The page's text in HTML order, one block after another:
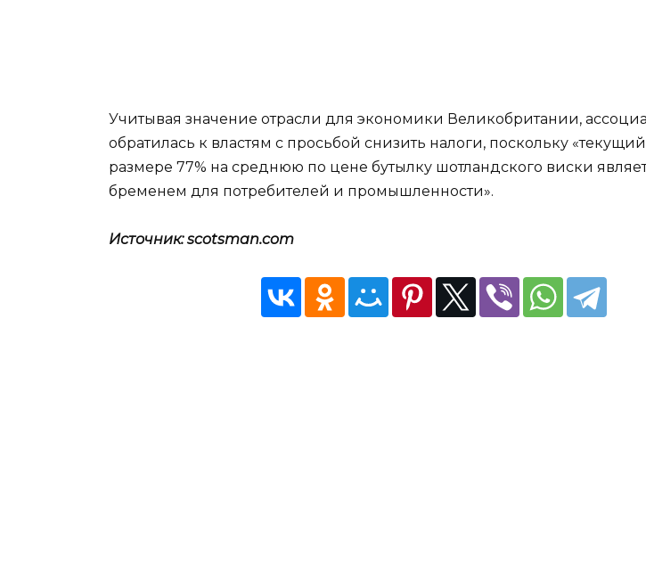
Учитывая значение отрасли для экономики Великобритании,
обратилась к властям с просьбой снизить налоги, поскольку
размере 77% на среднюю по цене бутылку шотландского виски
бременем для потребителей и промышленности».
Источник: scotsman.com